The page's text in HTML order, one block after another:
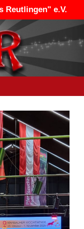
Reutlingen" e.V.